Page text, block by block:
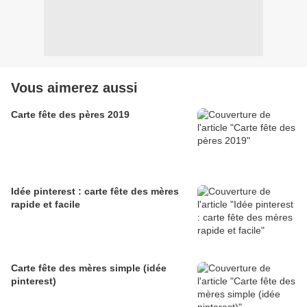
Vous aimerez aussi
Carte fête des pères 2019
Idée pinterest : carte fête des mères
rapide et facile
Carte fête des mères simple (idée
pinterest)